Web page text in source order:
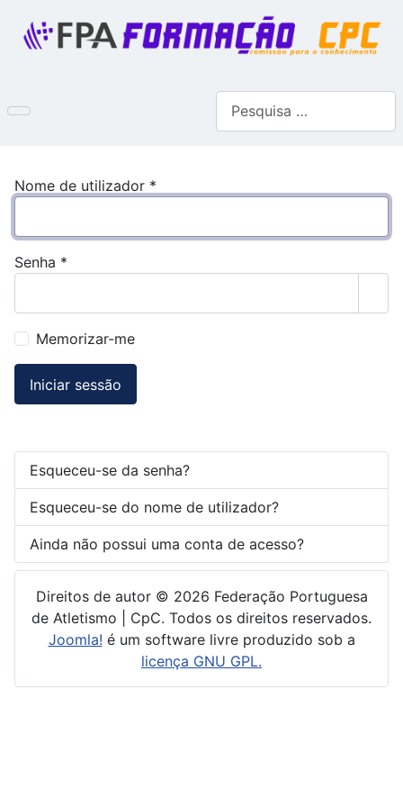
Nome de utilizador *
Senha *
Memorizar-me
Iniciar sessão
Esqueceu-se da senha?
Esqueceu-se do nome de utilizador?
Ainda não possui uma conta de acesso?
Direitos de autor © 2026 Federação Portuguesa
de Atletismo | CpC. Todos os direitos reservados.
Joomla! é um software livre produzido sob a
licença GNU GPL.